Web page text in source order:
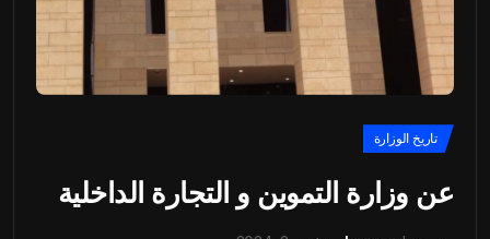
تاريخ الوزارة
عن وزارة التموين و التجارة الداخلية